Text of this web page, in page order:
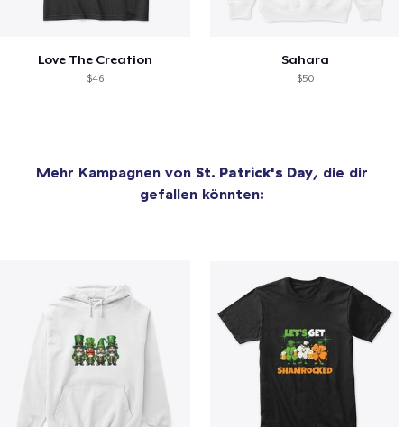
Love The Creation
$46
Sahara
$50
Mehr Kampagnen von St. Patrick's Day, die dir
gefallen könnten: